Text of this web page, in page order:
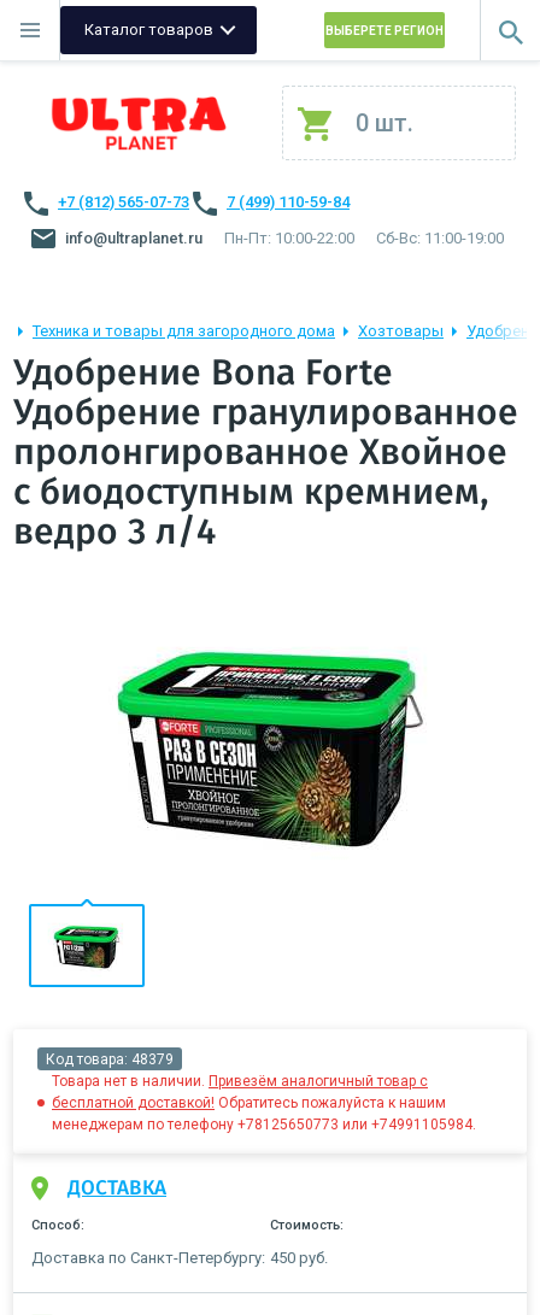
Каталог товаров ВЫБЕРЕТЕ РЕГИОН
0 шт.
+7 (812) 565-07-73
7 (499) 110-59-84
info@ultraplanet.ru
Пн-Пт: 10:00-22:00 Сб-Вс: 11:00-19:00
Техника и товары для загородного дома Хозтовары
Удобрение Bona Forte
Удобрение гранулированное
пролонгированное Хвойное
с биодоступным кремнием,
ведро 3 л/4
Код товара: 48379
Товара нет в наличии. Привезём аналогичный товар с
бесплатной доставкой! Обратитесь пожалуйста к нашим
менеджерам по телефону +78125650773 или +74991105984.
ДОСТАВКА
Способ: Стоимость:
Доставка по Санкт-Петербургу: 450 руб.